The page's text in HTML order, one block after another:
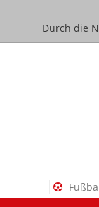
Durch die